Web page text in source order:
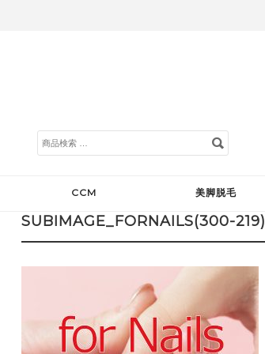
検
索
CCM 美脚脱毛
SUBIMAGE_FORNAILS(300-219)